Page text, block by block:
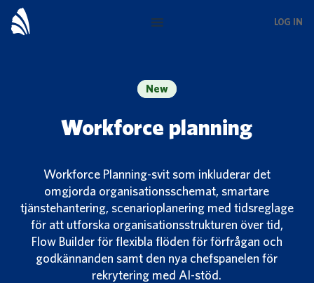
Skip
LOG IN
New
Workforce planning
Workforce Planning-svit som inkluderar det
omgjorda organisationsschemat, smartare
tjänstehantering, scenarioplanering med tidsreglage
för att utforska organisationsstrukturen över tid,
Flow Builder för flexibla flöden för förfrågan och
godkännanden samt den nya chefspanelen för
rekrytering med AI-stöd.